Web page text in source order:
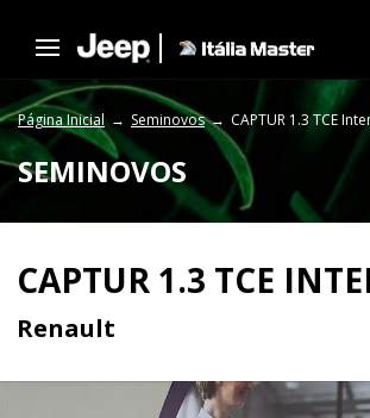
Página Inicial Seminovos CAPTUR 1.3 TCE
SEMINOVOS
CAPTUR 1.3 TCE
Renault